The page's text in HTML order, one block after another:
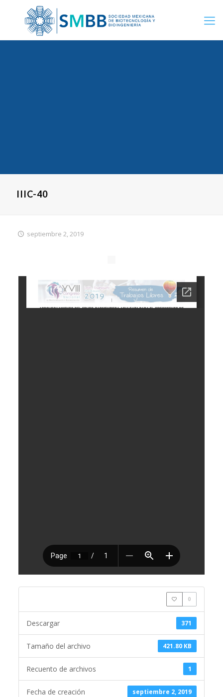
IIIC-40
septiembre 2, 2019
0
371
Descargar
421.80 KB
Tamaño del archivo
1
Recuento de archivos
septiembre 2, 2019
Fecha de creación